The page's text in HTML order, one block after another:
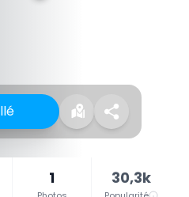
1 30,3k